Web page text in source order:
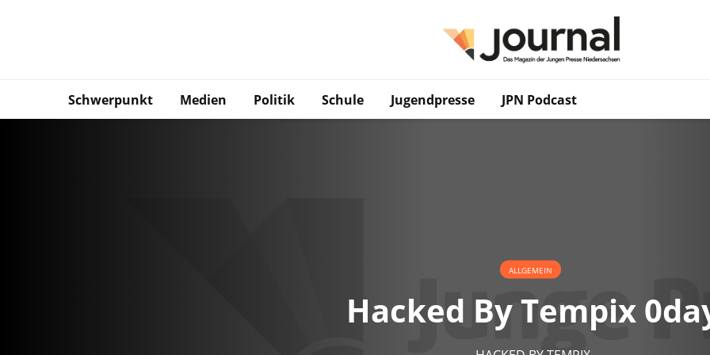
Schwerpunkt Medien Politik Schule Jugendpresse JPN Podcast
ALLGEMEIN
Hacked By Tempix